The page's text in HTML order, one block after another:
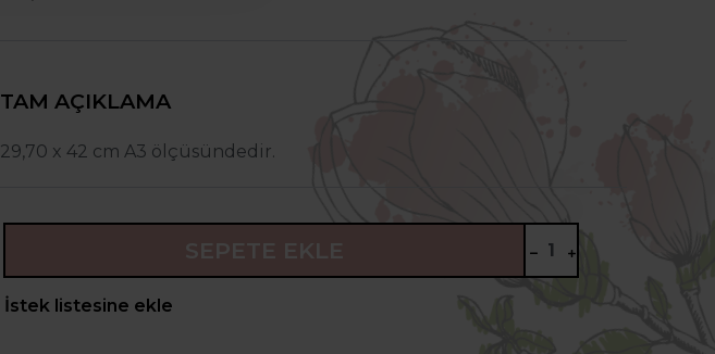
TAM AÇIKLAMA
29,70 x 42 cm A3 ölçüsündedir.
İstek listesine ekle